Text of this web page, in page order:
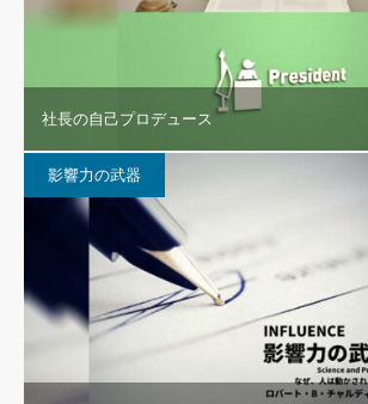
社長の自己プロデュース
影響力の武器